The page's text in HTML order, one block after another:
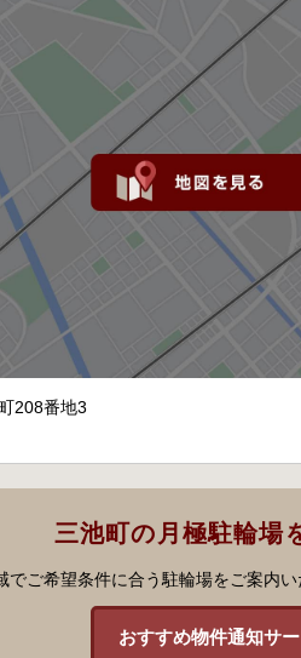
208番地3
三池町の月極駐輪場
でご希望条件に合う駐輪場をご案内
おすすめ物件通知サ